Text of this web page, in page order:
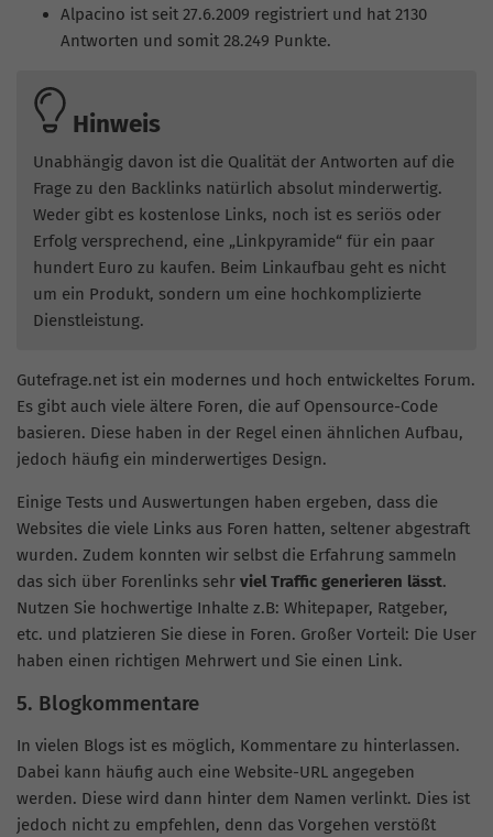
Alpacino ist seit 27.6.2009 registriert und hat 2130
Antworten und somit 28.249 Punkte.
Hinweis
Unabhängig davon ist die Qualität der Antworten auf die
Frage zu den Backlinks natürlich absolut minderwertig.
Weder gibt es kostenlose Links, noch ist es seriös oder
Erfolg versprechend, eine „Linkpyramide“ für ein paar
hundert Euro zu kaufen. Beim Linkaufbau geht es nicht
um ein Produkt, sondern um eine hochkomplizierte
Dienstleistung.
Gutefrage.net ist ein modernes und hoch entwickeltes Forum.
Es gibt auch viele ältere Foren, die auf Opensource-Code
basieren. Diese haben in der Regel einen ähnlichen Aufbau,
jedoch häufig ein minderwertiges Design.
Einige Tests und Auswertungen haben ergeben, dass die
Websites die viele Links aus Foren hatten, seltener abgestraft
wurden. Zudem konnten wir selbst die Erfahrung sammeln
das sich über Forenlinks sehr viel Traffic generieren lässt.
Nutzen Sie hochwertige Inhalte z.B: Whitepaper, Ratgeber,
etc. und platzieren Sie diese in Foren. Großer Vorteil: Die User
haben einen richtigen Mehrwert und Sie einen Link.
5. Blogkommentare
In vielen Blogs ist es möglich, Kommentare zu hinterlassen.
Dabei kann häufig auch eine Website-URL angegeben
werden. Diese wird dann hinter dem Namen verlinkt. Dies ist
jedoch nicht zu empfehlen, denn das Vorgehen verstößt